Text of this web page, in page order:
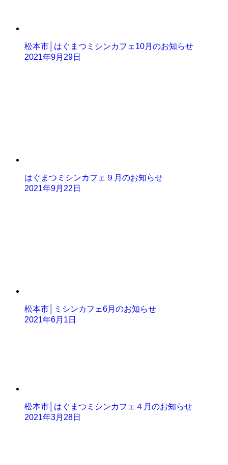
松本市│はぐまつミシンカフェ10月のお知らせ
2021年9月29日
はぐまつミシンカフェ９月のお知らせ
2021年9月22日
松本市│ミシンカフェ6月のお知らせ
2021年6月1日
松本市│はぐまつミシンカフェ４月のお知らせ
2021年3月28日